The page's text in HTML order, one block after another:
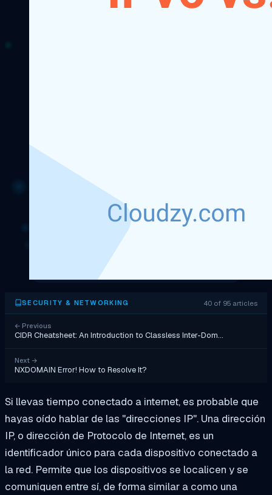
SECURITY & NETWORKING 40 of 95 articles
← Previous
CIDR Cheatsheet: An Introduction to Classless Inter-Dom…
Next →
NXDOMAIN Error! How to Resolve It?
Si llevas tiempo conectado a internet, es probable que
hayas oído hablar de las "direcciones IP". Una dirección
IP, o dirección de Protocolo de Internet, es un
identificador único para cada dispositivo conectado a
la red. Permite que los dispositivos se localicen y se
comuniquen entre sí, de forma similar a como una